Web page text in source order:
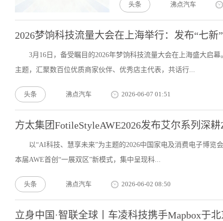
头条 沸点汽车
2026梦饷科技流量大会在上海举行：发布“七
3月16日，备受瞩目的2026年梦饷科技流量大会在上海盛大启
主题，汇聚数百位优质商家伙伴、优秀店主代表，共话行...
头条 沸点汽车 2026-06-07 01:51
方太集团FotileStyleAWE2026发布艾尔系列深
以“AI科技、慧享未来”为主题的2026中国家电及消费电子博览
本届AWE首创“一展双区”新模式，集中呈现科...
头条 沸点汽车 2026-06-02 08:50
立身中国·智联全球丨车凌科技携手Mapbox于